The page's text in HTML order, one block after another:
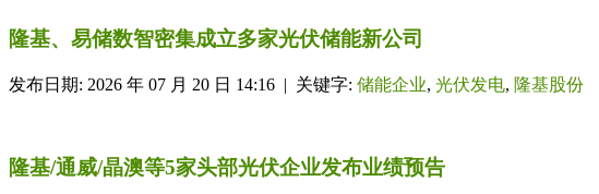
隆基、易储数智密集成立多家光伏储能新公司
发布日期: 2026 年 07 月 20 日 14:16 | 关键字: 储能企业, 光伏发电, 隆基股份
隆基/通威/晶澳等5家头部光伏企业发布业绩预告